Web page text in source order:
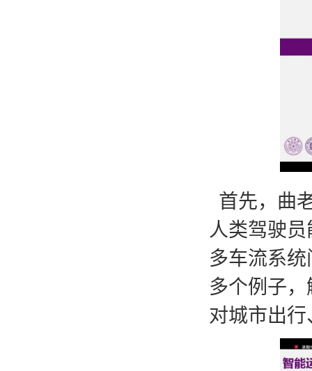
首先，曲
人类驾驶
多车流系
多个例子
对城市出行